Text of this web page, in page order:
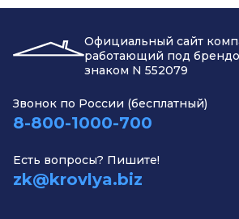
Официальный сайт
работающий под
знаком N 552079
Звонок по России (бесплатный)
8-800-1000-700
Есть вопросы? Пишите!
zk@krovlya.biz